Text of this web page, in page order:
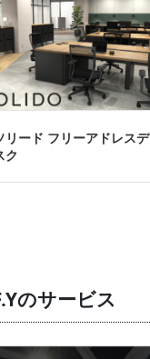
リード フリーアドレスデ
ク
のサービス